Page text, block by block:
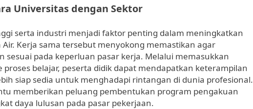
Universitas dengan Sektor
serta industri menjadi faktor penting dalam meningkatkan
Kerja sama tersebut menyokong memastikan agar
sesuai pada keperluan pasar kerja. Melalui memasukkan
belajar, peserta didik dapat mendapatkan keterampilan
siap sedia untuk menghadapi rintangan di dunia profesional.
memberikan peluang pembentukan program pengakuan
daya lulusan pada pasar pekerjaan.